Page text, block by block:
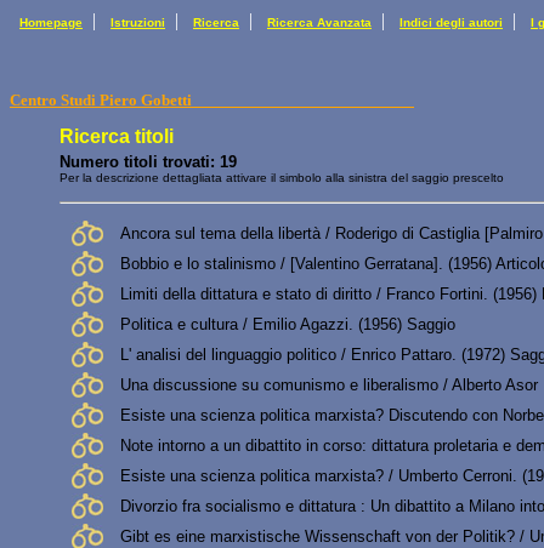
Homepage | Istruzioni | Ricerca | Ricerca Avanzata | Indici degli autori | I
Centro Studi Piero Gobetti
Ricerca titoli
Numero titoli trovati: 19
Per la descrizione dettagliata attivare il simbolo alla sinistra del saggio prescelto
Ancora sul tema della libertà / Roderigo di Castiglia
Bobbio e lo stalinismo / [Valentino Gerratana]. (1956)
Limiti della dittatura e stato di diritto / Franco Fortini. (1956)
Politica e cultura / Emilio Agazzi. (1956) Saggio
L' analisi del linguaggio politico / Enrico Pattaro. (1972)
Una discussione su comunismo e liberalismo / Alberto Asor
Esiste una scienza politica marxista? Discutendo con
Note intorno a un dibattito in corso: dittatura proletaria e
Esiste una scienza politica marxista? / Umberto Cerroni.
Divorzio fra socialismo e dittatura : Un dibattito a Milano
Gibt es eine marxistische Wissenschaft von der Politik? /